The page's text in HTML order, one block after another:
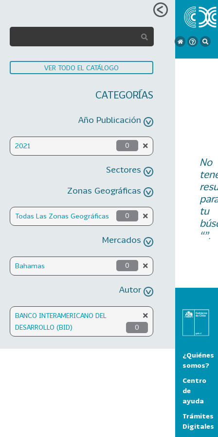
VER TODO EL CATÁLOGO
CATEGORÍAS
Año Publicación
2021 0
Sectores
Zonas Geográficas
Todas Las Zonas Geográficas 0
Mercados
Bahamas 0
Autor
BANCO INTERAMERICANO DEL
DESARROLLO (BID)
0
No
tu
“”.
¿Quiénes
somos?
Centro
de
ayuda
Trámites
Digitales